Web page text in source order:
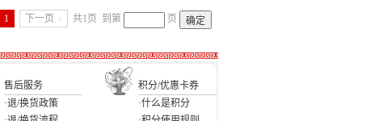
1 下一页 共1页 到第 页
售后服务
积分/优惠卡券
·退/换货政策
·什么是积分